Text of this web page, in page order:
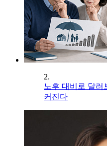
2.
노후 대비로 달러
커진다